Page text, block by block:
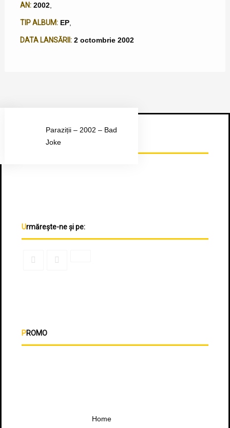
AN: 2002,
TIP ALBUM: EP,
DATA LANSĂRII: 2 octombrie 2002
Paraziții – 2002 – Bad
Joke
Urmărește-ne pe Facebook
Urmărește-ne și pe:
PROMO
Home